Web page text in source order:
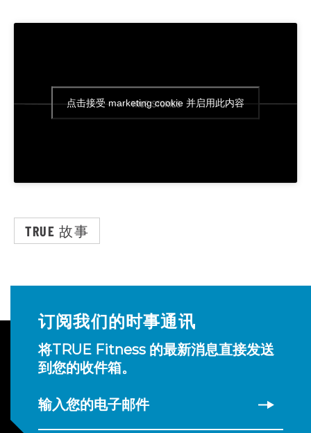
点击接受 marketing cookie 并启用此内容
TRUE 故事
订阅我们的时事通讯
将TRUE Fitness 的最新消息直接发送
到您的收件箱。
输入您的电子邮件